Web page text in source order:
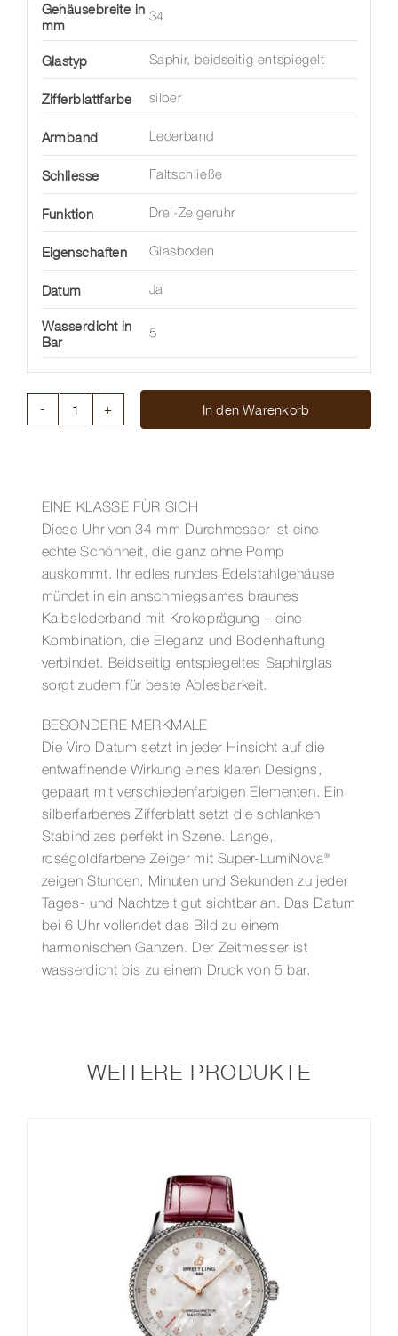
Gehäusebreite in
mm
34
Glastyp Saphir, beidseitig entspiegelt
Zifferblattfarbe silber
Armband Lederband
Schliesse Faltschließe
Funktion Drei-Zeigeruhr
Eigenschaften Glasboden
Datum Ja
Wasserdicht in
Bar
5
Menge
In den Warenkorb
EINE KLASSE FÜR SICH
Diese Uhr von 34 mm Durchmesser ist eine
echte Schönheit, die ganz ohne Pomp
auskommt. Ihr edles rundes Edelstahlgehäuse
mündet in ein anschmiegsames braunes
Kalbslederband mit Krokoprägung – eine
Kombination, die Eleganz und Bodenhaftung
verbindet. Beidseitig entspiegeltes Saphirglas
sorgt zudem für beste Ablesbarkeit.
BESONDERE MERKMALE
Die Viro Datum setzt in jeder Hinsicht auf die
entwaffnende Wirkung eines klaren Designs,
gepaart mit verschiedenfarbigen Elementen. Ein
silberfarbenes Zifferblatt setzt die schlanken
Stabindizes perfekt in Szene. Lange,
roségoldfarbene Zeiger mit Super-LumiNova®
zeigen Stunden, Minuten und Sekunden zu jeder
Tages- und Nachtzeit gut sichtbar an. Das Datum
bei 6 Uhr vollendet das Bild zu einem
harmonischen Ganzen. Der Zeitmesser ist
wasserdicht bis zu einem Druck von 5 bar.
WEITERE PRODUKTE